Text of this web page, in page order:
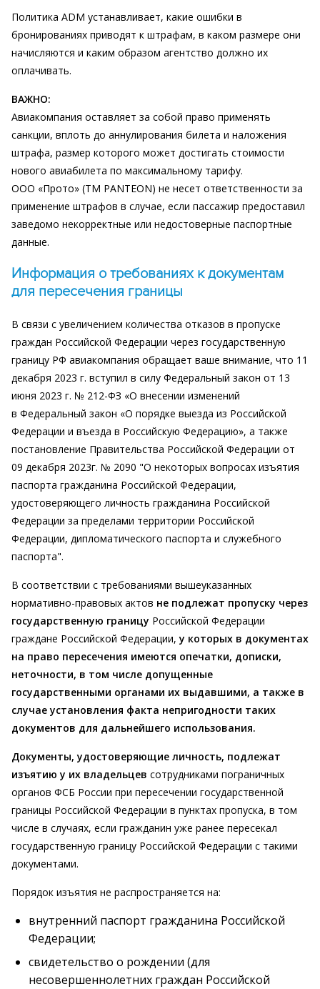
Политика ADM устанавливает, какие ошибки в
бронированиях приводят к штрафам, в каком размере они
начисляются и каким образом агентство должно их
оплачивать.
ВАЖНО:
Авиакомпания оставляет за собой право применять
санкции, вплоть до аннулирования билета и наложения
штрафа, размер которого может достигать стоимости
нового авиабилета по максимальному тарифу.
ООО «Прото» (ТМ PANTEON) не несет ответственности за
применение штрафов в случае, если пассажир предоставил
заведомо некорректные или недостоверные паспортные
данные.
Информация о требованиях к документам
для пересечения границы
В связи с увеличением количества отказов в пропуске
граждан Российской Федерации через государственную
границу РФ авиакомпания обращает ваше внимание, что 11
декабря 2023 г. вступил в силу Федеральный закон от 13
июня 2023 г. № 212-ФЗ «О внесении изменений
в Федеральный закон «О порядке выезда из Российской
Федерации и въезда в Российскую Федерацию», а также
постановление Правительства Российской Федерации от
09 декабря 2023г. № 2090 "О некоторых вопросах изъятия
паспорта гражданина Российской Федерации,
удостоверяющего личность гражданина Российской
Федерации за пределами территории Российской
Федерации, дипломатического паспорта и служебного
паспорта".
В соответствии с требованиями вышеуказанных
нормативно-правовых актов не подлежат пропуску через
государственную границу Российской Федерации
граждане Российской Федерации,у которых в документах
на право пересечения имеются опечатки, дописки,
неточности, в том числе допущенные
государственными органами их выдавшими, а также в
случае установления факта непригодности таких
документов для дальнейшего использования.
Документы, удостоверяющие личность, подлежат
изъятию у их владельцев сотрудниками пограничных
органов ФСБ России при пересечении государственной
границы Российской Федерации в пунктах пропуска, в том
числе в случаях, если гражданин уже ранее пересекал
государственную границу Российской Федерации с такими
документами.
Порядок изъятия не распространяется на:
внутренний паспорт гражданина Российской
Федерации;
свидетельство о рождении (для
несовершеннолетних граждан Российской